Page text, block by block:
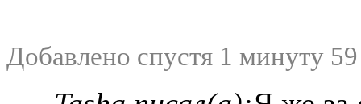
Добавлено спустя 1 минуту